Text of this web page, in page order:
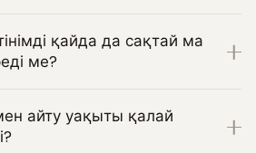
қайда да сақтай ма
ме?
айту уақыты қалай